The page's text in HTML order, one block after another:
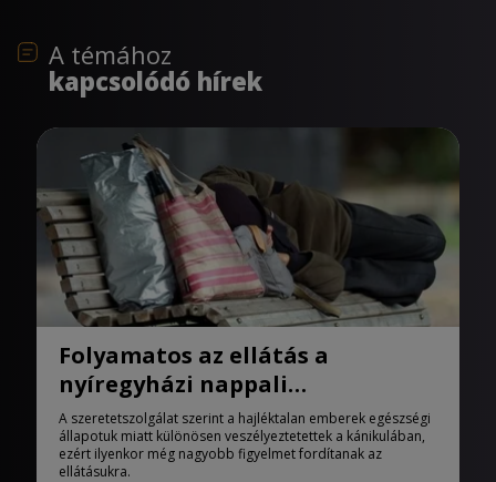
A témához
kapcsolódó hírek
Folyamatos az ellátás a
nyíregyházi nappali
melegedőben
A szeretetszolgálat szerint a hajléktalan emberek egészségi
állapotuk miatt különösen veszélyeztetettek a kánikulában,
ezért ilyenkor még nagyobb figyelmet fordítanak az
ellátásukra.